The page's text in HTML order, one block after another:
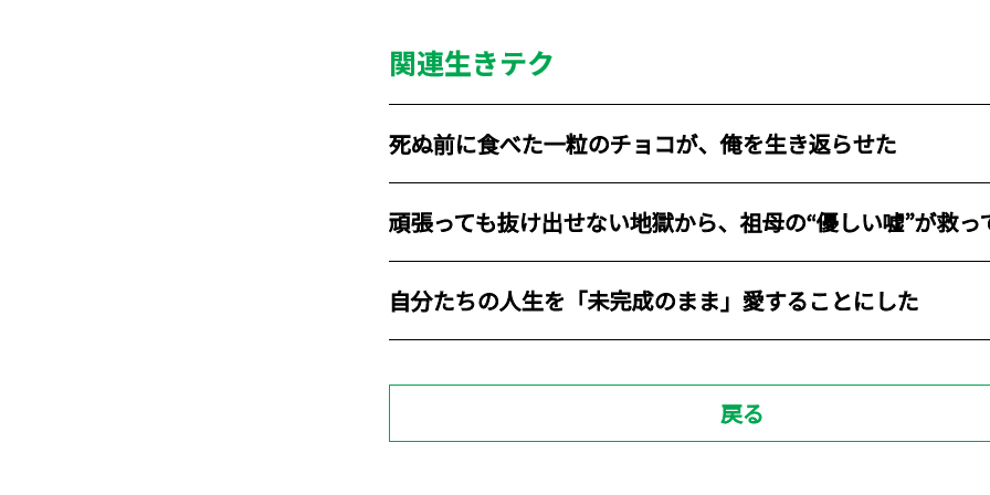
関連生きテク
死ぬ前に食べた一粒のチョコが、俺を生き返らせた
頑張っても抜け出せない地獄から、祖母の“優しい嘘”が救っ
自分たちの人生を「未完成のまま」愛することにした
戻る